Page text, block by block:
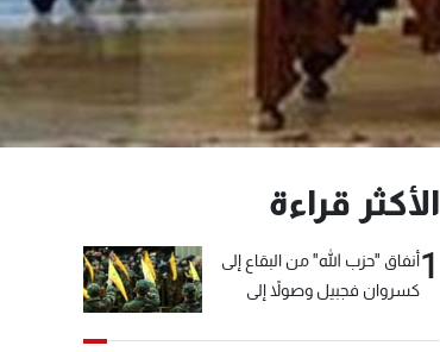
الأكثر قراءة
1أنفاق "حزب الله" من البقاع إلى
كسروان فجبيل وصولاً إلى